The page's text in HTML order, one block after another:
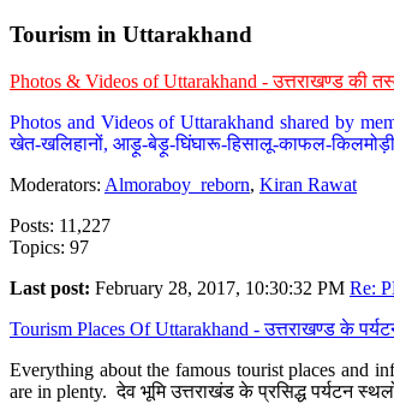
Tourism in Uttarakhand
Photos & Videos of Uttarakhand - उत्तराखण्ड की
Photos and Videos of Uttarakhand shared by
खेत-खलिहानों, आड़ू-बेड़ू-घिंघारू-हिसालू-काफल-
Moderators: Almoraboy_reborn, Kiran Rawat
Posts: 11,227
Topics: 97
Last post: February 28, 2017, 10:30:32 PM Re:
Tourism Places Of Uttarakhand - उत्तराखण्ड के
Everything about the famous tourist places and
are in plenty. देव भूमि उत्तराखंड के प्रसिद्ध पर्यटन